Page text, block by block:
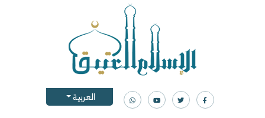
العربية